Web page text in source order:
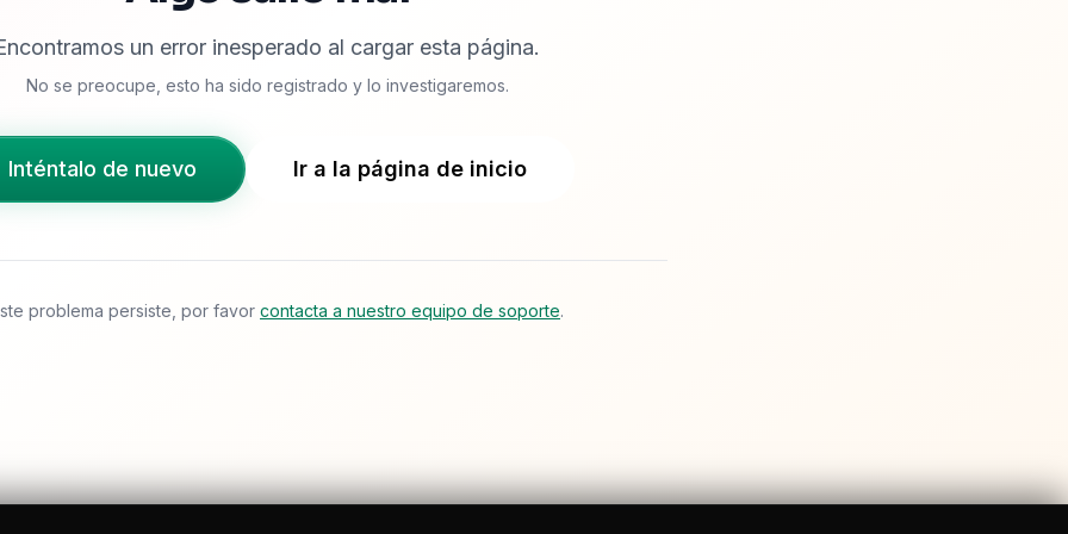
un error inesperado al cargar esta página.
No se preocupe, esto ha sido registrado y lo investigaremos.
Inténtalo de nuevo Ir a la página de inicio
problema persiste, por favor contacta a nuestro equipo de soporte.